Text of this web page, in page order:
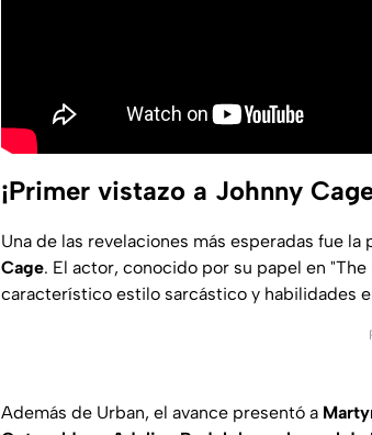
¡Primer vistazo a Johnny
Una de las revelaciones más esperadas fue
Cage. El actor, conocido por su papel en
característico estilo sarcástico y habilidades
Además de Urban, el avance presentó a